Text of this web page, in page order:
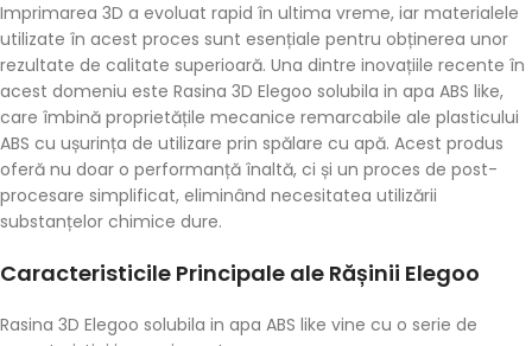
Imprimarea 3D a evoluat rapid în ultima vreme, iar materialele
utilizate în acest proces sunt esențiale pentru obținerea unor
rezultate de calitate superioară. Una dintre inovațiile recente în
acest domeniu este Rasina 3D Elegoo solubila in apa ABS like,
care îmbină proprietățile mecanice remarcabile ale plasticului
ABS cu ușurința de utilizare prin spălare cu apă. Acest produs
oferă nu doar o performanță înaltă, ci și un proces de post-
procesare simplificat, eliminând necesitatea utilizării
substanțelor chimice dure.
Caracteristicile Principale ale Rășinii Elegoo
Rasina 3D Elegoo solubila in apa ABS like vine cu o serie de